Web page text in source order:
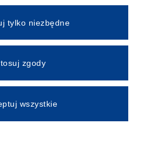
© 2026 Mimari.com.pl
tylko niezbędne
zgody
wszystkie